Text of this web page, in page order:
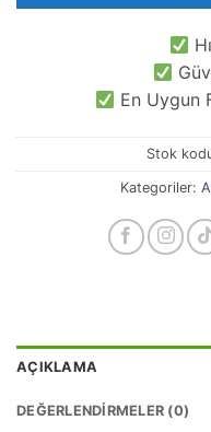
En Uygun
Stok
Kategoriler:
AÇIKLAMA
DEĞERLENDIRMELER (0)